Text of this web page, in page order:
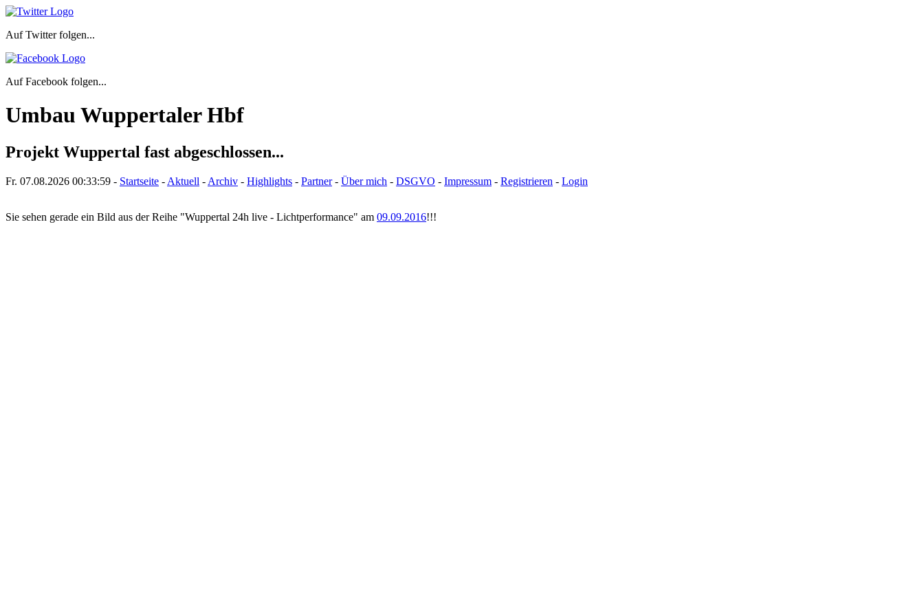
Auf Twitter folgen...
Auf Facebook folgen...
Umbau Wuppertaler Hbf
Projekt Wuppertal fast abgeschlossen...
Fr. 07.08.2026 00:33:59 - Startseite - Aktuell - Archiv - Highlights - Partner- Über mich - DSGVO - Impressum - Registrieren - Login
Sie sehen gerade ein Bild aus der Reihe "Wuppertal 24h live - Lichtperformance" am 09.09.2016!!!